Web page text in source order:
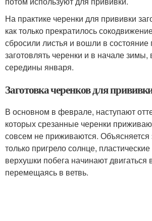
На практике черенки для прививки
как только прекратилось
сбросили листья и вошли в
заготовлять черенки и в начале зимы,
середины января.
Заготовка черенков для
В основном в феврале, наступают
которых срезанные черенки
совсем не приживаются. Объясняется
только пригрело солнце,
верхушки побега начинают двигаться
перемещаясь в ветвь.